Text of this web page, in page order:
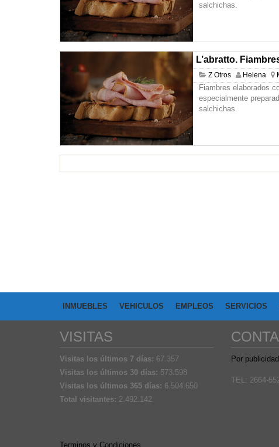
salchichas.
L’abratto.
Z Otros Helena
Fiambres elaborados
especialmente
salchichas.
INMUEBLES VEHICULOS EMPLEOS SERVICIOS
VISITAS
Visitas los últimos 7 días: 67.357
Visitas los últimos 30 días: 573.598
Visitas los últimos 365 días: 6.504.650
Total visitantes: 2.492.142
Por
TEL: 2664-
Terminos y Condiciones